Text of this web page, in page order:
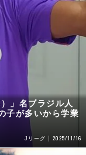
」名ブラジル人
子が多いから学業
Jリーグ 2025/11/16